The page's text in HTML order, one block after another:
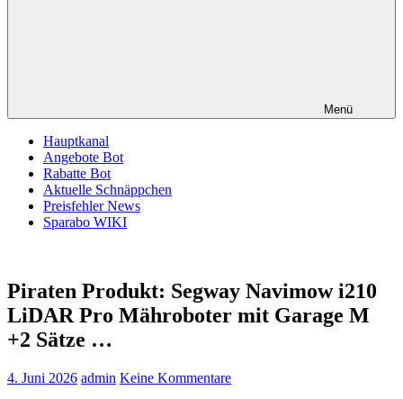
Menü
Hauptkanal
Angebote Bot
Rabatte Bot
Aktuelle Schnäppchen
Preisfehler News
Sparabo WIKI
Piraten Produkt: Segway Navimow i210
LiDAR Pro Mähroboter mit Garage M
+2 Sätze …
4. Juni 2026 admin Keine Kommentare